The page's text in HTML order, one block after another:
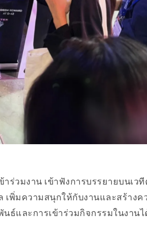
าร่วมงาน เข้าฟังการบรรยายบนเว
เพิ่มความสนุกให้กับงานและสร้างค
ธ์และการเข้าร่วมกิจกรรมในงานไ